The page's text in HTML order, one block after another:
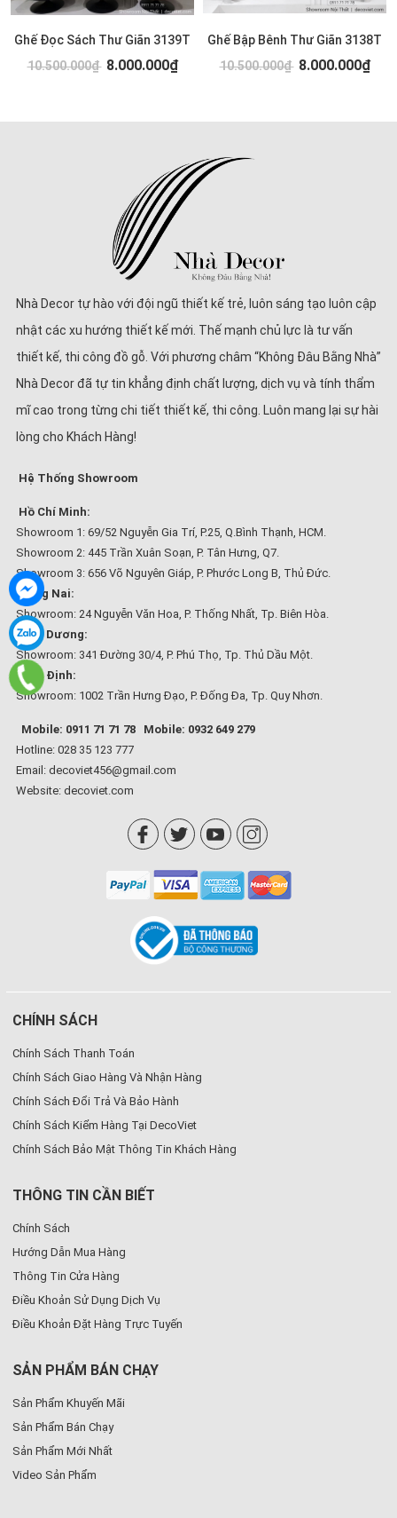
Ghế Đọc Sách Thư Giãn 3139T
10.500.000₫ 8.000.000₫
Ghế Bập Bênh Thư Giãn 3138T
10.500.000₫ 8.000.000₫
Nhà Decor tự hào với đội ngũ thiết kế trẻ, luôn sáng tạo luôn cập
nhật các xu hướng thiết kế mới. Thế mạnh chủ lực là tư vấn
thiết kế, thi công đồ gỗ. Với phương châm “Không Đâu Bằng Nhà”
Nhà Decor đã tự tin khẳng định chất lượng, dịch vụ và tính thẩm
mĩ cao trong từng chi tiết thiết kế, thi công. Luôn mang lại sự hài
lòng cho Khách Hàng!
Hệ Thống Showroom
Hồ Chí Minh:
Showroom 1: 69/52 Nguyễn Gia Trí, P.25, Q.Bình Thạnh, HCM.
Showroom 2: 445 Trần Xuân Soạn, P. Tân Hưng, Q7.
Showroom 3: 656 Võ Nguyên Giáp, P. Phước Long B, Thủ Đức.
Đồng Nai:
Showroom: 24 Nguyễn Văn Hoa, P. Thống Nhất, Tp. Biên Hòa.
Bình Dương:
Showroom: 341 Đường 30/4, P. Phú Thọ, Tp. Thủ Dầu Một.
Bình Định:
Showroom: 1002 Trần Hưng Đạo, P. Đống Đa, Tp. Quy Nhơn.
Mobile: 0911 71 71 78
Mobile: 0932 649 279
Hotline: 028 35 123 777
Email: decoviet456@gmail.com
Website: decoviet.com
CHÍNH SÁCH
Chính Sách Thanh Toán
Chính Sách Giao Hàng Và Nhận Hàng
Chính Sách Đổi Trả Và Bảo Hành
Chính Sách Kiểm Hàng Tại DecoViet
Chính Sách Bảo Mật Thông Tin Khách Hàng
THÔNG TIN CẦN BIẾT
Chính Sách
Hướng Dẫn Mua Hàng
Thông Tin Cửa Hàng
Điều Khoản Sử Dụng Dịch Vụ
Điều Khoản Đặt Hàng Trực Tuyến
SẢN PHẨM BÁN CHẠY
Sản Phẩm Khuyến Mãi
Sản Phẩm Bán Chạy
Sản Phẩm Mới Nhất
Video Sản Phẩm